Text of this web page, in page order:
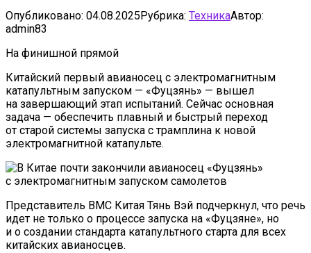
Опубликовано: 04.08.2025Рубрика: ТехникаАвтор:
admin83
На финишной прямой
Китайский первый авианосец с электромагнитным
катапультным запуском — «Фуцзянь» — вышел
на завершающий этап испытаний. Сейчас основная
задача — обеспечить плавный и быстрый переход
от старой системы запуска с трамплина к новой
электромагнитной катапульте.
Представитель ВМС Китая Тянь Вэй подчеркнул, что речь
идет не только о процессе запуска на «Фуцзяне», но
и о создании стандарта катапультного старта для всех
китайских авианосцев.